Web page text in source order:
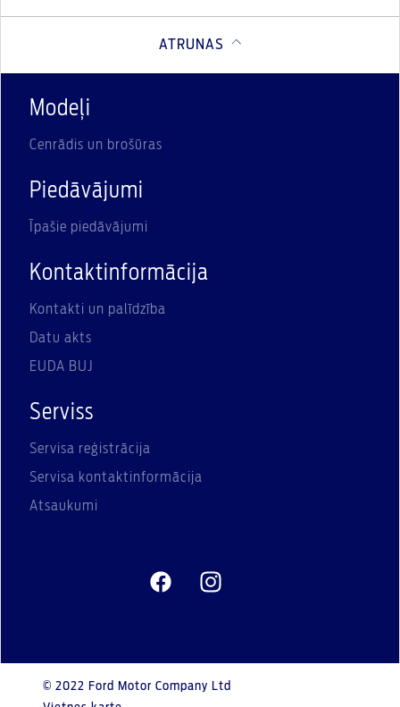
ATRUNAS
Modeļi
Cenrādis un brošūras
Piedāvājumi
Īpašie piedāvājumi
Kontaktinformācija
Kontakti un palīdzība
Datu akts
EUDA BUJ
Serviss
Servisa reģistrācija
Servisa kontaktinformācija
Atsaukumi
© 2022 Ford Motor Company Ltd